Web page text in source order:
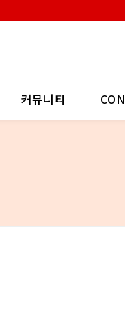
커뮤니티